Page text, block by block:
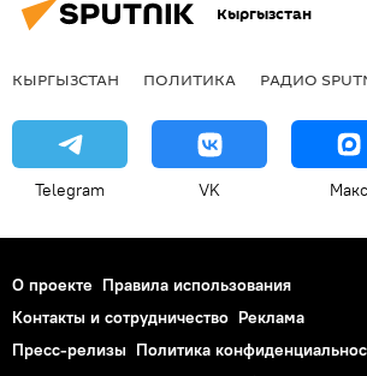
Кыргызстан
КЫРГЫЗСТАН ПОЛИТИКА РАДИО
Telegram VK Макс
О проекте Правила использования
Контакты и сотрудничество Реклама
Пресс-релизы Политика